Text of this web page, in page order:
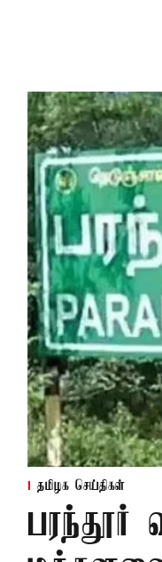
தமிழக செய்திகள்
பரந்தூர்